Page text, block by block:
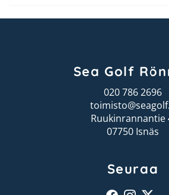
Sea Golf
020 786 2696
Ruukinrannantie
07750 Isnäs
Seuraa